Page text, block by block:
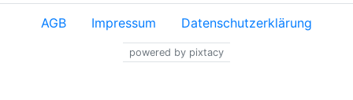
AGB Impressum Datenschutzerklärung
powered by pixtacy